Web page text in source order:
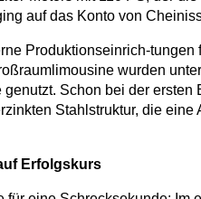
auf das Konto von
Produktionseinrich-
wurden
Schon bei der ersten
Stahlstruktur, die eine
Erfolgskurs